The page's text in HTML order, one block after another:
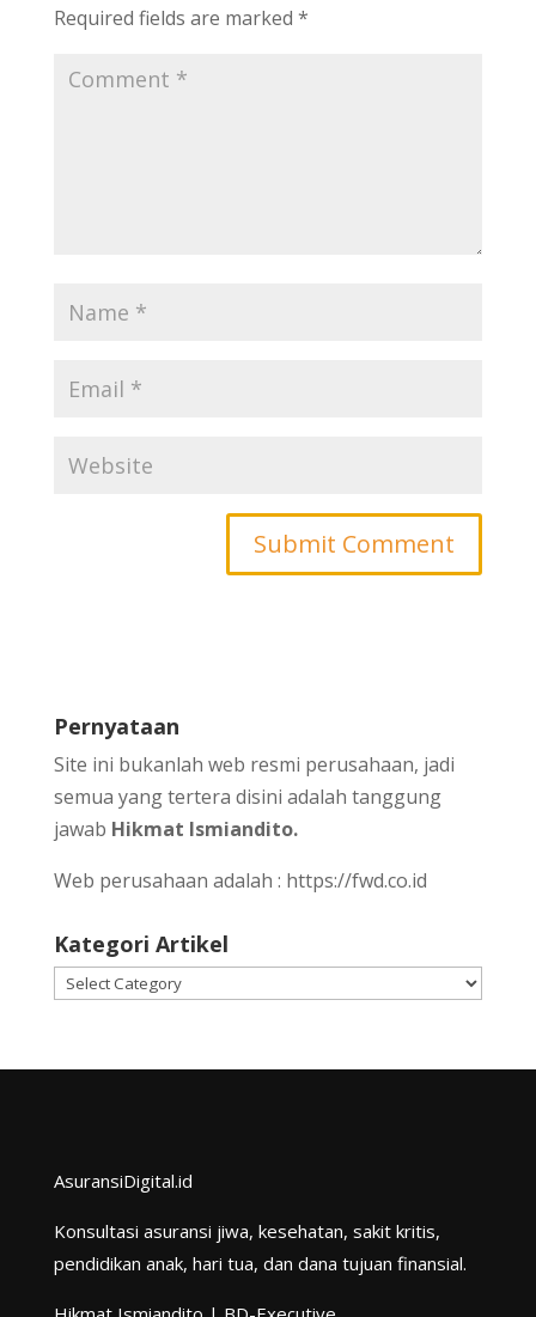
Required fields are marked *
Pernyataan
Site ini bukanlah web resmi perusahaan, jadi
semua yang tertera disini adalah tanggung
jawab Hikmat Ismiandito.
Web perusahaan adalah : https://fwd.co.id
Kategori Artikel
Kategori
AsuransiDigital.id
Konsultasi asuransi jiwa, kesehatan, sakit kritis,
pendidikan anak, hari tua, dan dana tujuan finansial.